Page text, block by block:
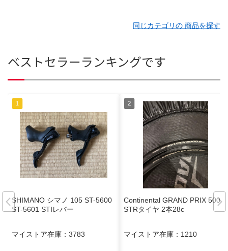
同じカテゴリの 商品を探す
ベストセラーランキングです
SHIMANO シマノ 105 ST-5600
ST-5601 STIレバー
マイストア在庫： 3783
Continental GRAND PRIX 5000
STRタイヤ 2本28c
マイストア在庫： 1210